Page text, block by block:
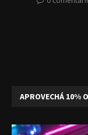
APROVECHÁ 10%